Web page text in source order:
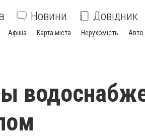
Новини Довідник
Афіша Карта міста Нерухомість